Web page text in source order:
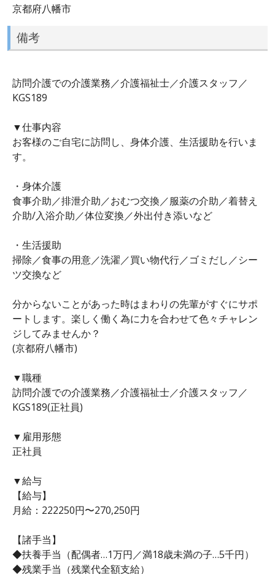
京都府八幡市
備考
訪問介護での介護業務／介護福祉士／介護スタッフ／
KGS189
▼仕事内容
お客様のご自宅に訪問し、身体介護、生活援助を行いま
す。
・身体介護
食事介助／排泄介助／おむつ交換／服薬の介助／着替え
介助/入浴介助／体位変換／外出付き添いなど
・生活援助
掃除／食事の用意／洗濯／買い物代行／ゴミだし／シー
ツ交換など
分からないことがあった時はまわりの先輩がすぐにサポ
ートします。楽しく働く為に力を合わせて色々チャレン
ジしてみませんか？
(京都府八幡市)
▼職種
訪問介護での介護業務／介護福祉士／介護スタッフ／
KGS189(正社員)
▼雇用形態
正社員
▼給与
【給与】
月給：222250円〜270,250円
【諸手当】
◆扶養手当（配偶者…1万円／満18歳未満の子…5千円）
◆残業手当（残業代全額支給）